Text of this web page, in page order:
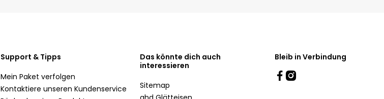
Support & Tipps
Mein Paket verfolgen
Kontaktiere unseren Kundenservice
Das könnte dich auch
interessieren
Sitemap
Bleib in Verbindung